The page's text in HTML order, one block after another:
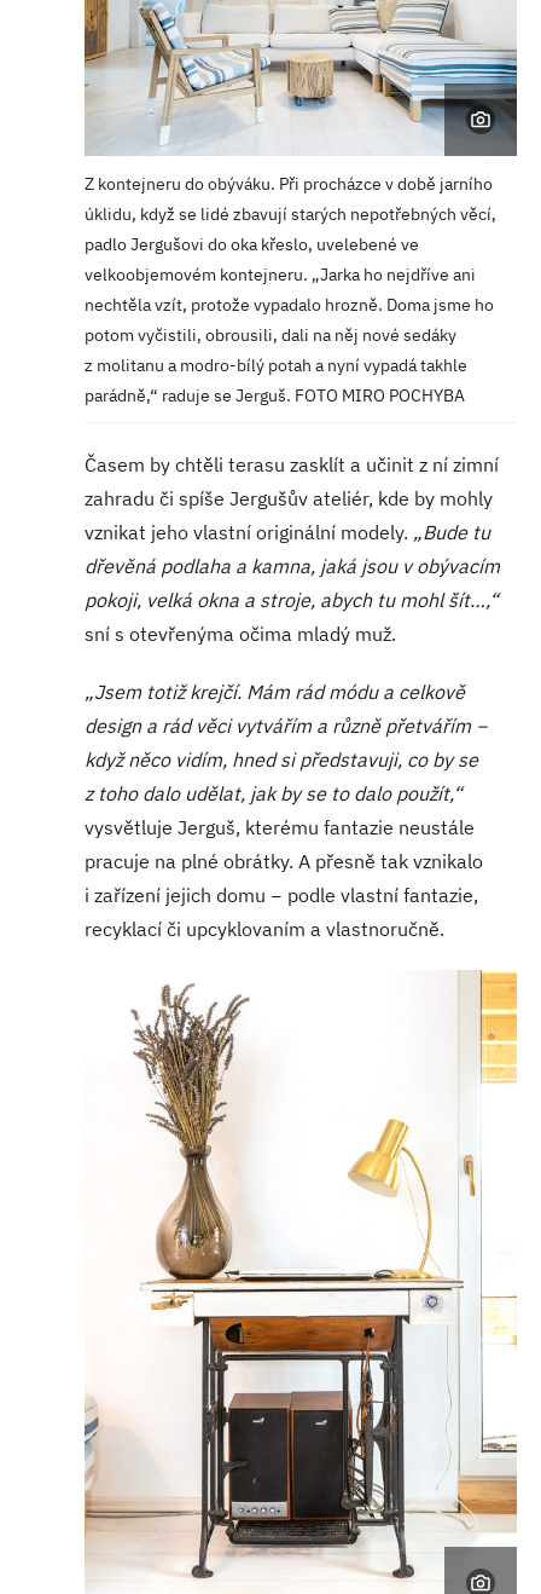
Z kontejneru do obýváku. Při procházce v době jarního
úklidu, když se lidé zbavují starých nepotřebných věcí,
padlo Jergušovi do oka křeslo, uvelebené ve
velkoobjemovém kontejneru. „Jarka ho nejdříve ani
nechtěla vzít, protože vypadalo hrozně. Doma jsme ho
potom vyčistili, obrousili, dali na něj nové sedáky
z molitanu a modro-bílý potah a nyní vypadá takhle
parádně,“ raduje se Jerguš. FOTO MIRO POCHYBA
Časem by chtěli terasu zasklít a učinit z ní zimní
zahradu či spíše Jergušův ateliér, kde by mohly
vznikat jeho vlastní originální modely. „Bude tu
dřevěná podlaha a kamna, jaká jsou v obývacím
pokoji, velká okna a stroje, abych tu mohl šít…,“
sní s otevřenýma očima mladý muž.
„Jsem totiž krejčí. Mám rád módu a celkově
design a rád věci vytvářím a různě přetvářím −
když něco vidím, hned si představuji, co by se
z toho dalo udělat, jak by se to dalo použít,“
vysvětluje Jerguš, kterému fantazie neustále
pracuje na plné obrátky. A přesně tak vznikalo
i zařízení jejich domu − podle vlastní fantazie,
recyklací či upcyklovaním a vlastnoručně.